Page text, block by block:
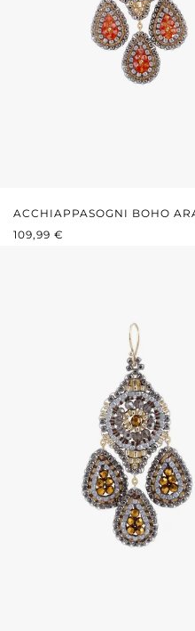
ACCHIAPPASOGNI BOHO
PREZZO NORMALE:
109,99 €